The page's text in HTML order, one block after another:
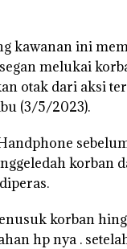
kawanan ini
melukai
otak dari aksi
(3/5/2023).
korban
korban
hp nya .